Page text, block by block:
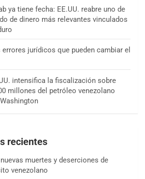
ya tiene fecha: EE.UU. reabre uno de
de dinero más relevantes vinculados
jurídicos que pueden cambiar el
intensifica la fiscalización sobre
millones del petróleo venezolano
recientes
muertes y deserciones de
venezolano